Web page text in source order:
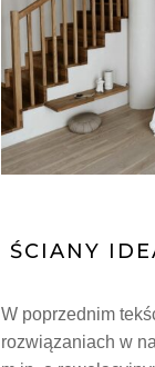
ŚCIANY
W poprzednim
rozwiązaniach w